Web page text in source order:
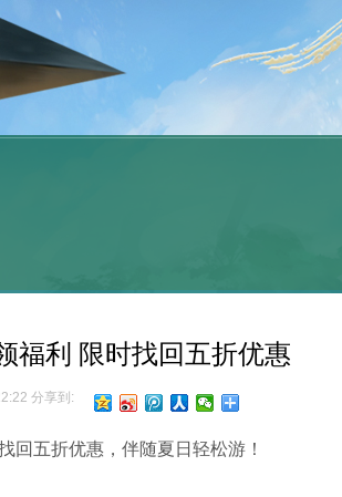
福利 限时找回五折优惠
分享到:
五折优惠，伴随夏日轻松游！